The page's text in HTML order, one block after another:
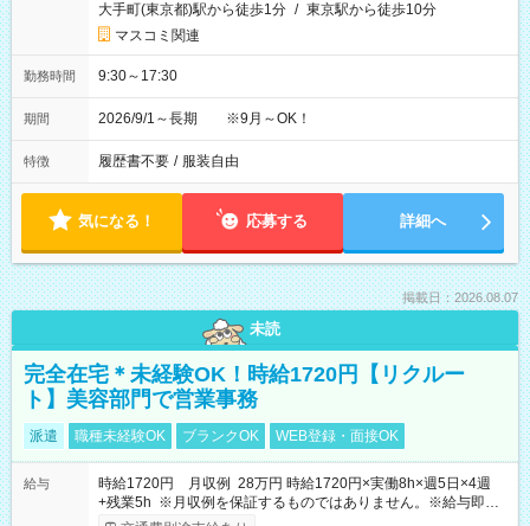
大手町(東京都)駅から徒歩1分 / 東京駅から徒歩10分
マスコミ関連
勤務時間 9:30～17:30
期間 2026/9/1～長期 ※9月～OK！
特徴 履歴書不要 / 服装自由
気になる！ 応募する 詳細へ
掲載日：2026.08.07
未読
完全在宅＊未経験OK！時給1720円【リクルー
ト】美容部門で営業事務
派遣 職種未経験OK ブランクOK WEB登録・面接OK
給与
時給1720円 月収例 28万円 時給1720円×実働8h×週5日×4週
+残業5h ※月収例を保証するものではありません。※給与即受
取りサービス利用可（利用条件有）